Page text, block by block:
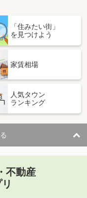
垂木
付
町神戸
「住みたい街」
を見つけよう
家賃相場
人気タウン
ランキング
不動産